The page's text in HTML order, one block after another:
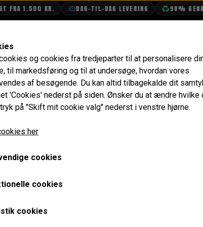
FRA 1.500 KR. DAG-TIL-DAG LEVERING 98%
Bagagelomme Bund - Højre, Original
Bund -
14A8994
Heritage pladedel
leveringstid:
−
og cookies fra tredjeparter til at personalisere
til markedsføring og til at undersøge, hvordan vores
af besøgende. Du kan altid tilbagekalde dit
'Cookies' nederst på siden. Ønsker du at ændre hvilke
på "Skift mit cookie valg" nederst i venstre hjørne.
her
cookies
cookies
cookies